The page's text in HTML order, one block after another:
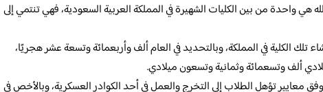
هي واحدة من بين الكليات الشهيرة في المملكة العربية السعودية، فهي تنتمي إلى
تلك الكلية في المملكة، وبالتحديد في العام ألف وأربعمائة وتسعة عشر هجريًا،
ألف وتسعمائة وثمانية وتسعون ميلادي.
وفق معايير تؤهل الطلاب إلى التخرج والعمل في أحد الكوادر العسكرية، وبالأخص في